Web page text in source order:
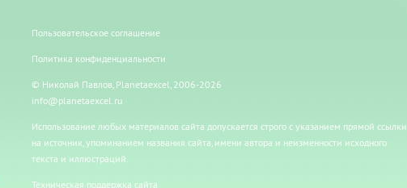
Пользовательское соглашение
Политика конфиденциальности
© Николай Павлов, Planetaexcel, 2006-2026
info@planetaexcel.ru
Использование любых материалов сайта допускается строго с указанием прямой ссылки
на источник, упоминанием названия сайта, имени автора и неизменности исходного
текста и иллюстраций.
Техническая поддержка сайта